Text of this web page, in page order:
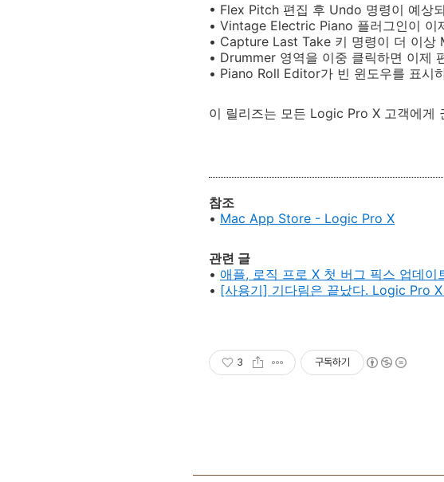
• Flex Pitch 편집 후 Undo 명령이 예상
• Vintage Electric Piano 플러그인이 이
• Capture Last Take 키 명령이 더 이상
• Drummer 영역을 이중 클릭하면 이제
• Piano Roll Editor가 빈 윈도우를 표시
이 릴리즈는 모든 Logic Pro X 고객에게
참조
• Mac App Store - Logic Pro X
관련 글
• 애플, 로직 프로 X 첫 버그 픽스 업데이
• [사용기] 기다림은 끝났다. Logic Pro
3 구독하기